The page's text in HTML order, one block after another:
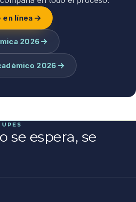
línea
2026
2026
se espera, se